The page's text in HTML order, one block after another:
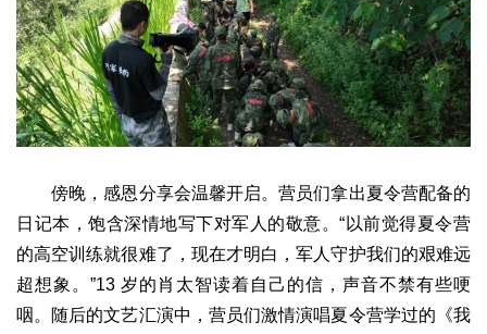
傍晚，感恩分享会温馨开启。营员们拿出夏令营配备的
日记本，饱含深情地写下对军人的敬意。“以前觉得夏令营
的高空训练就很难了，现在才明白，军人守护我们的艰难远
超想象。”13 岁的肖太智读着自己的信，声音不禁有些哽
咽。随后的文艺汇演中，营员们激情演唱夏令营学过的《我